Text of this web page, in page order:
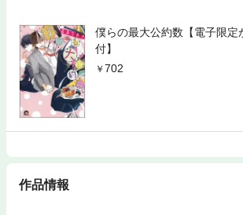
僕らの最大公約数【電子限定
付】
702
作品情報